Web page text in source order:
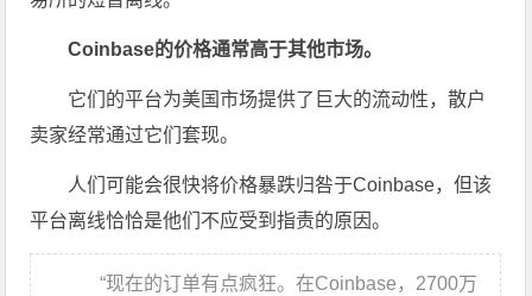
Coinbase的价格通常高于其他市场。
它们的平台为美国市场提供了巨大的流动性，散户
卖家经常通过它们套现。
人们可能会很快将价格暴跌归咎于Coinbase，但该
平台离线恰恰是他们不应受到指责的原因。
“现在的订单有点疯狂。在Coinbase，2700万